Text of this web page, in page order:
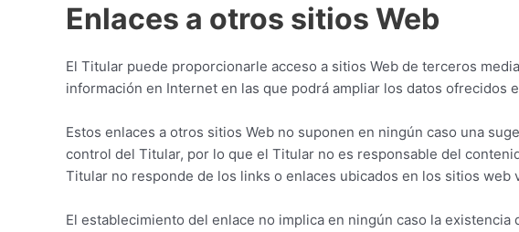
Enlaces a otros sitios Web
El Titular puede proporcionarle acceso a sitios Web de terceros
información en Internet en las que podrá ampliar los datos ofrecidos
Estos enlaces a otros sitios Web no suponen en ningún caso una
control del Titular, por lo que el Titular no es responsable del
Titular no responde de los links o enlaces ubicados en los sitios web
El establecimiento del enlace no implica en ningún caso la